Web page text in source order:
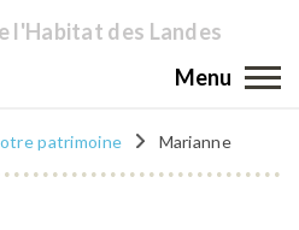
l'Habitat des Landes
Menu
patrimoine Marianne